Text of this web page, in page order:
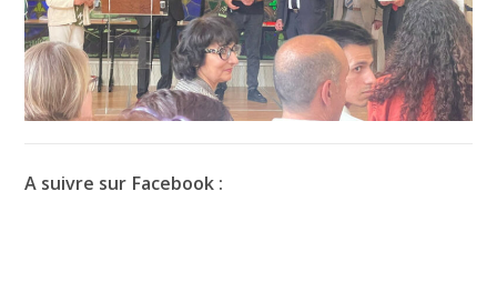
A suivre sur Facebook :